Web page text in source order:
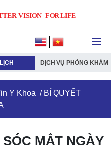
DỊCH VỤ PHÒNG KHÁM
Y Khoa / BÍ QUYẾT
MẮT NGÀY